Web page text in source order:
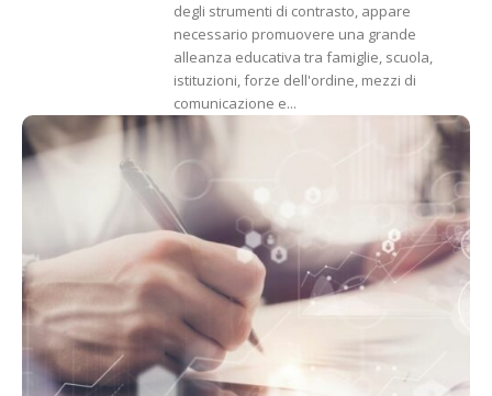
degli strumenti di contrasto, appare
necessario promuovere una grande
alleanza educativa tra famiglie, scuola,
istituzioni, forze dell'ordine, mezzi di
comunicazione e...